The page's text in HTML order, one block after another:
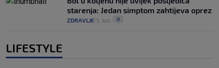
starenja: Jedan simptom zahtijeva oprez
ZDRAVLJE 3. kol. 0
LIFESTYLE